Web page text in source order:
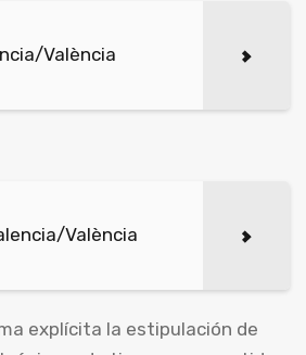
València
València
explícita la estipulación de